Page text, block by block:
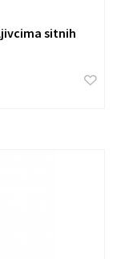
sitnih